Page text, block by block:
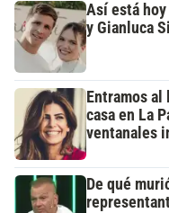
Así está
y Gianluca
Entramos
casa en La
ventanales
De qué